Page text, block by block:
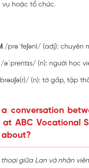
vụ hoặc tổ chức.
/prəˈfeʃənl/ (adj): chuyên
/əˈprentɪs/ (n): người học
(n): tờ gấp, tập
conversation
at ABC Vocational
giữa Lan và nhân